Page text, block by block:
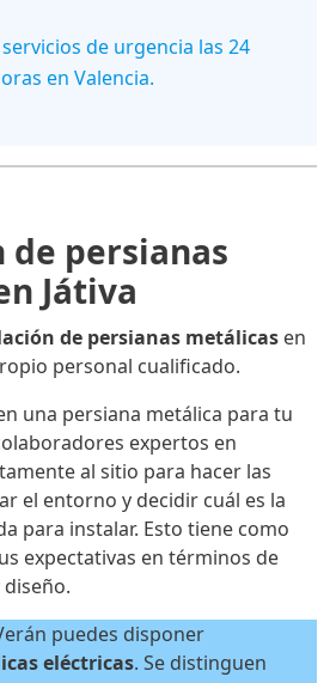
de urgencia las 24
en Valencia.
persianas
Játiva
de persianas metálicas en
personal cualificado.
una persiana metálica para tu
expertos en
al sitio para hacer las
el entorno y decidir cuál es la
para instalar. Esto tiene como
expectativas en términos de
puedes disponer
eléctricas. Se distinguen